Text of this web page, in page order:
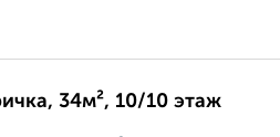
34м², 10/10 этаж